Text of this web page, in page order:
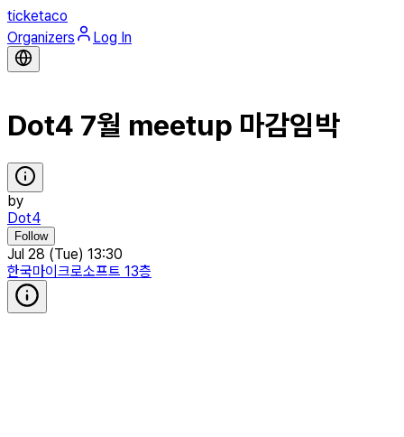
ticketaco
Organizers
Log In
Dot4 7월 meetup 마감임박
by
Dot4
Follow
Jul 28 (Tue) 13:30
한국마이크로소프트 13층